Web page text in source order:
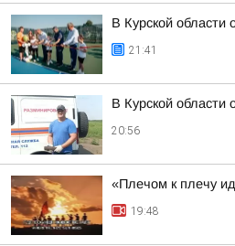
В Курской области
21:41
В Курской
20:56
«Плечом к плечу
19:48